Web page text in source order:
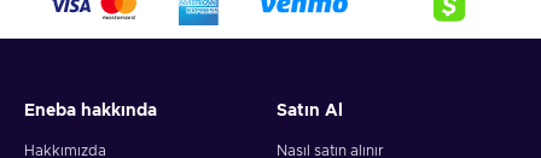
Eneba hakkında
Hakkımızda
Satın Al
Nasıl satın alınır